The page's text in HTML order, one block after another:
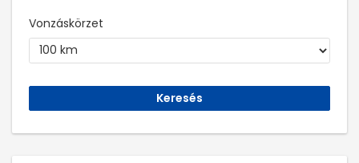
Vonzáskörzet